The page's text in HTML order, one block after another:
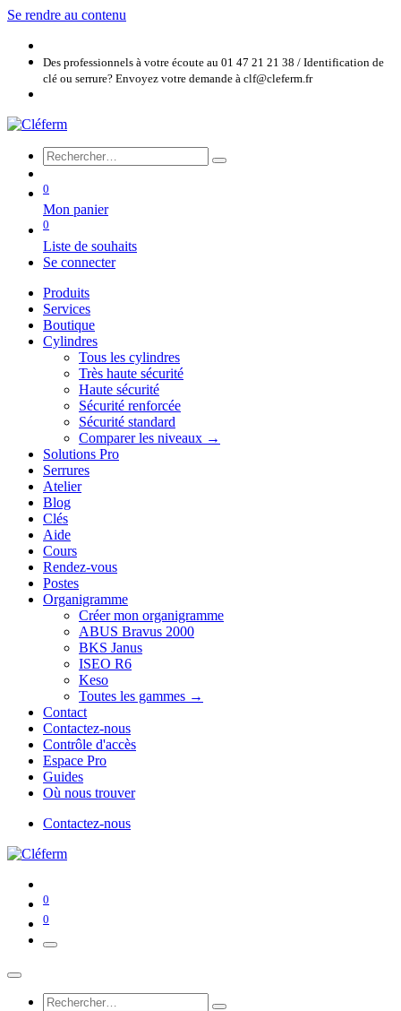
Se rendre au contenu
Des professionnels à votre écoute au 01 47 21 21 38 / Identification de
clé ou serrure? Envoyez votre demande à clf@cleferm.fr
0
Mon panier
0
Liste de souhaits
Se connecter
Produits
Services
Boutique
Cylindres
Tous les cylindres
Très haute sécurité
Haute sécurité
Sécurité renforcée
Sécurité standard
Comparer les niveaux →
Solutions Pro
Serrures
Atelier
Blog
Clés
Aide
Cours
Rendez-vous
Postes
Organigramme
Créer mon organigramme
ABUS Bravus 2000
BKS Janus
ISEO R6
Keso
Toutes les gammes →
Contact
Contactez-nous
Contrôle d'accès
Espace Pro
Guides
Où nous trouver
Contactez-nous
0
0